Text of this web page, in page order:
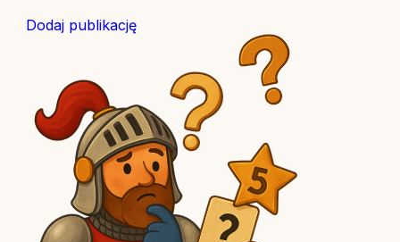
Dodaj publikację